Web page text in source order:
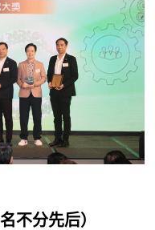
不分先后）